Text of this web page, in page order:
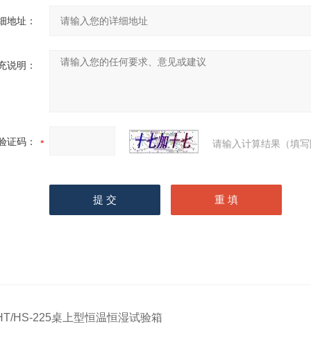
地址：
说明：
证码： 请输入计算结果（填
HS-225桌上型恒温恒湿试验箱